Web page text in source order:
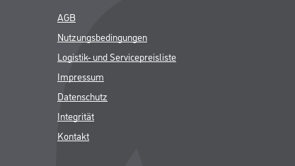
AGB
Nutzungsbedingungen
Logistik- und Servicepreisliste
Impressum
Datenschutz
Integrität
Kontakt